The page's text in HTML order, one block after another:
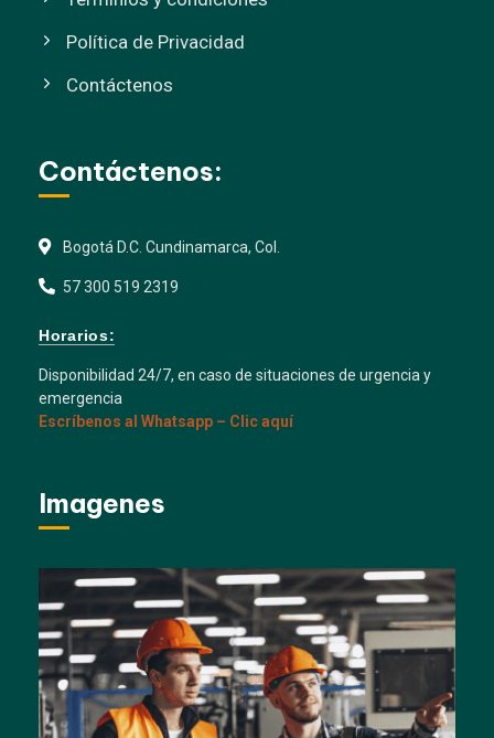
Política de Privacidad
Contáctenos
Contáctenos:
Bogotá D.C. Cundinamarca, Col.
57 300 519 2319
Horarios:
Disponibilidad 24/7, en caso de situaciones de urgencia y
emergencia
Escríbenos al Whatsapp – Clic aquí
Imagenes